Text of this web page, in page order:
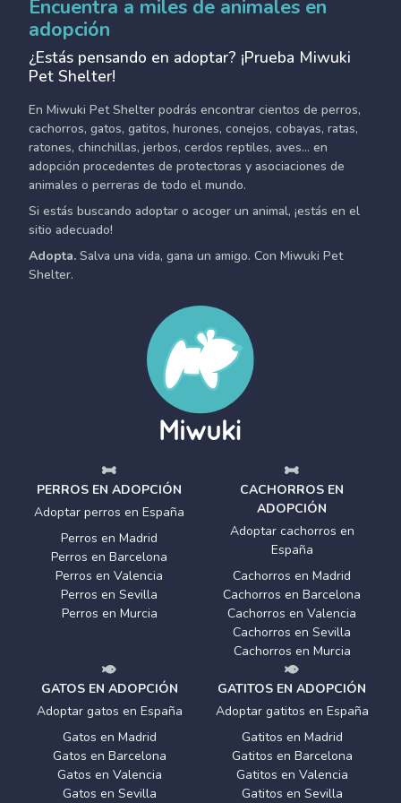
Encuentra a miles de animales en
adopción
¿Estás pensando en adoptar? ¡Prueba Miwuki
Pet Shelter!
En Miwuki Pet Shelter podrás encontrar cientos de perros,
cachorros, gatos, gatitos, hurones, conejos, cobayas, ratas,
ratones, chinchillas, jerbos, cerdos reptiles, aves... en
adopción procedentes de protectoras y asociaciones de
animales o perreras de todo el mundo.
Si estás buscando adoptar o acoger un animal, ¡estás en el
sitio adecuado!
Adopta. Salva una vida, gana un amigo. Con Miwuki Pet
Shelter.
PERROS EN ADOPCIÓN
Adoptar perros en España
Perros en Madrid
Perros en Barcelona
Perros en Valencia
Perros en Sevilla
Perros en Murcia
CACHORROS EN
ADOPCIÓN
Adoptar cachorros en
España
Cachorros en Madrid
Cachorros en Barcelona
Cachorros en Valencia
Cachorros en Sevilla
Cachorros en Murcia
GATOS EN ADOPCIÓN
Adoptar gatos en España
Gatos en Madrid
Gatos en Barcelona
Gatos en Valencia
Gatos en Sevilla
GATITOS EN ADOPCIÓN
Adoptar gatitos en España
Gatitos en Madrid
Gatitos en Barcelona
Gatitos en Valencia
Gatitos en Sevilla